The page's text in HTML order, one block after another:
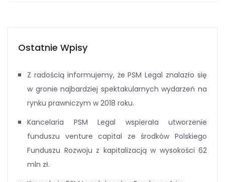
Ostatnie Wpisy
Z radością informujemy, że PSM Legal znalazło się
w gronie najbardziej spektakularnych wydarzeń na
rynku prawniczym w 2018 roku.
Kancelaria PSM Legal wspierała utworzenie
funduszu venture capital ze środków Polskiego
Funduszu Rozwoju z kapitalizacją w wysokości 62
mln zł.